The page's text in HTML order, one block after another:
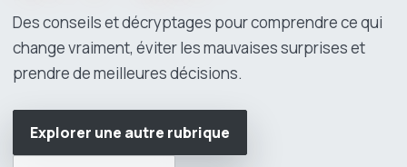
Des conseils et décryptages pour comprendre ce qui
change vraiment, éviter les mauvaises surprises et
prendre de meilleures décisions.
Explorer une autre rubrique